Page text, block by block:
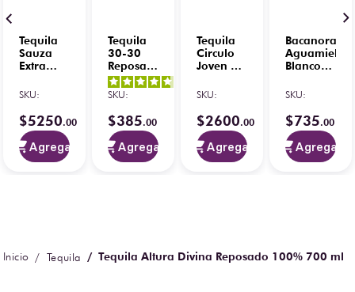
Tequila
Sauza
Extra
150
750 ml
SKU:
$5250.00
Agregar
Tequila
30-30
Reposado
1 L
opiniones
SKU:
$385.00
Agregar
Tequila
Circulo
Joven El
750 ml
SKU:
$2600.00
Agregar
Bacanora
Aguamiel
Blanco
Agave
750 ml
SKU:
$735.00
Agregar
Tequila Tequila Altura Divina Reposado 100% 700 ml